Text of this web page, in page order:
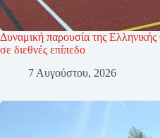
Δυναμική παρουσία της
σε διεθνές επίπεδο
7 Αυγούστου, 2026